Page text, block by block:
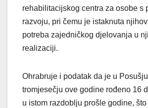
rehabilitacijskog centra za osobe s
razvoju, pri čemu je istaknuta
potreba zajedničkog djelovanja u
realizaciji.
Ohrabruje i podatak da je u
tromjesečju ove godine rođeno 16
u istom razdoblju prošle godine,